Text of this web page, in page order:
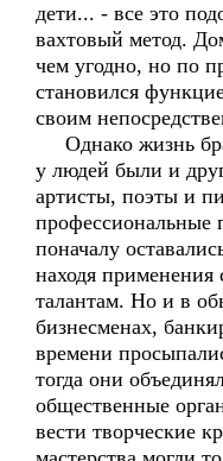
дети... - все это
вахтовый метод.
чем угодно, но по
становился
своим
Однако жизнь
у людей были и
артисты, поэты и
профессиональные
поначалу
находя
талантам. Но и в
бизнесменах,
времени
тогда они
общественные
вести творческие